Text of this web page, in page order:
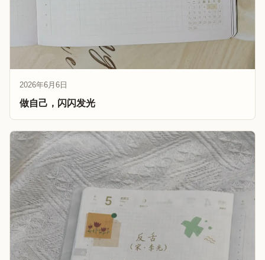
2026年6月6日
做自己，闪闪发光